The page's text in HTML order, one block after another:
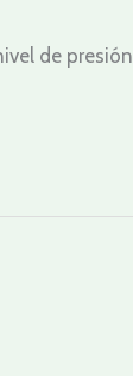
de presión